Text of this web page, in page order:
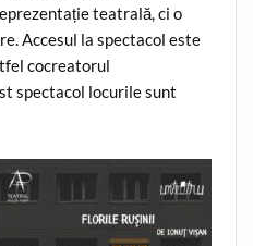
teatrală, ci o
Accesul la spectacol este
cocreatorul
spectacol locurile sunt